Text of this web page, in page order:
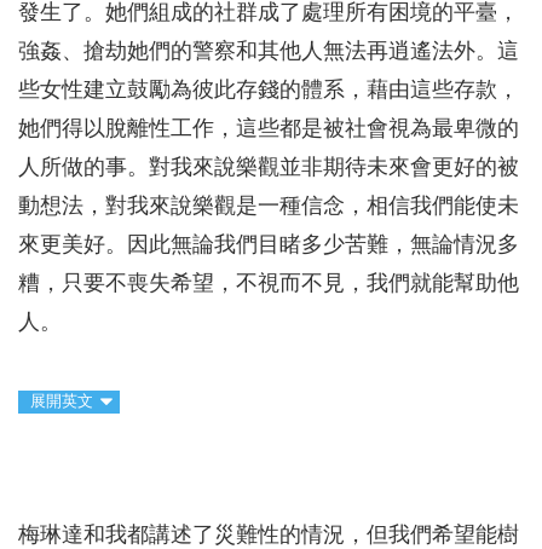
發生了。她們組成的社群成了處理所有困境的平臺，
強姦、搶劫她們的警察和其他人無法再逍遙法外。這
些女性建立鼓勵為彼此存錢的體系，藉由這些存款，
她們得以脫離性工作，這些都是被社會視為最卑微的
人所做的事。對我來說樂觀並非期待未來會更好的被
動想法，對我來說樂觀是一種信念，相信我們能使未
來更美好。因此無論我們目睹多少苦難，無論情況多
糟，只要不喪失希望，不視而不見，我們就能幫助他
人。
展開英文
梅琳達和我都講述了災難性的情況，但我們希望能樹